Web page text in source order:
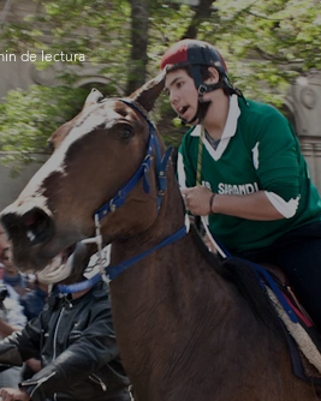
de lectura